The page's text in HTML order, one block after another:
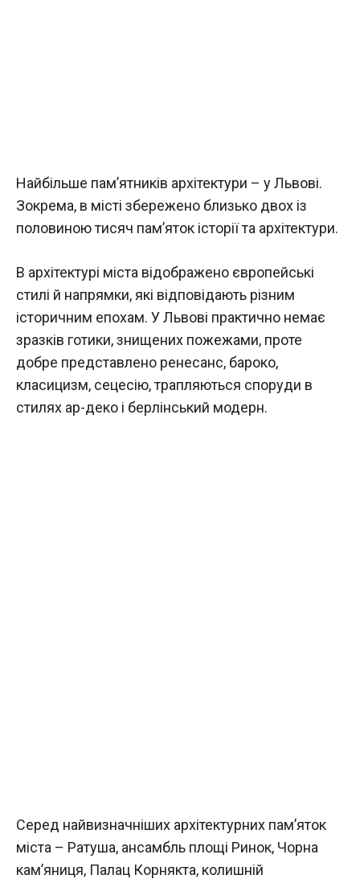
Найбільше пам’ятників архітектури – у Львові.
Зокрема, в місті збережено близько двох із
половиною тисяч пам’яток історії та архітектури.
В архітектурі міста відображено європейські
стилі й напрямки, які відповідають різним
історичним епохам. У Львові практично немає
зразків готики, знищених пожежами, проте
добре представлено ренесанс, бароко,
класицизм, сецесію, трапляються споруди в
стилях ар-деко і берлінський модерн.
Серед найвизначніших архітектурних пам’яток
міста – Ратуша, ансамбль площі Ринок, Чорна
кам’яниця, Палац Корнякта, колишній